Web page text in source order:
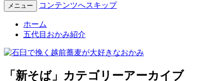
メニュー コンテンツへスキップ
ホーム
五代目おかみ紹介
「 新そば」カテゴリーアーカイブ